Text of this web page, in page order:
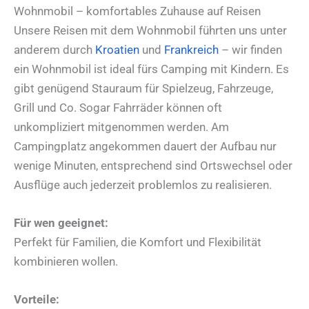
Wohnmobil – komfortables Zuhause auf Reisen
Unsere Reisen mit dem Wohnmobil führten uns unter
anderem durch Kroatien und Frankreich – wir finden
ein Wohnmobil ist ideal fürs Camping mit Kindern. Es
gibt genügend Stauraum für Spielzeug, Fahrzeuge,
Grill und Co. Sogar Fahrräder können oft
unkompliziert mitgenommen werden. Am
Campingplatz angekommen dauert der Aufbau nur
wenige Minuten, entsprechend sind Ortswechsel oder
Ausflüge auch jederzeit problemlos zu realisieren.
Für wen geeignet:
Perfekt für Familien, die Komfort und Flexibilität
kombinieren wollen.
Vorteile: